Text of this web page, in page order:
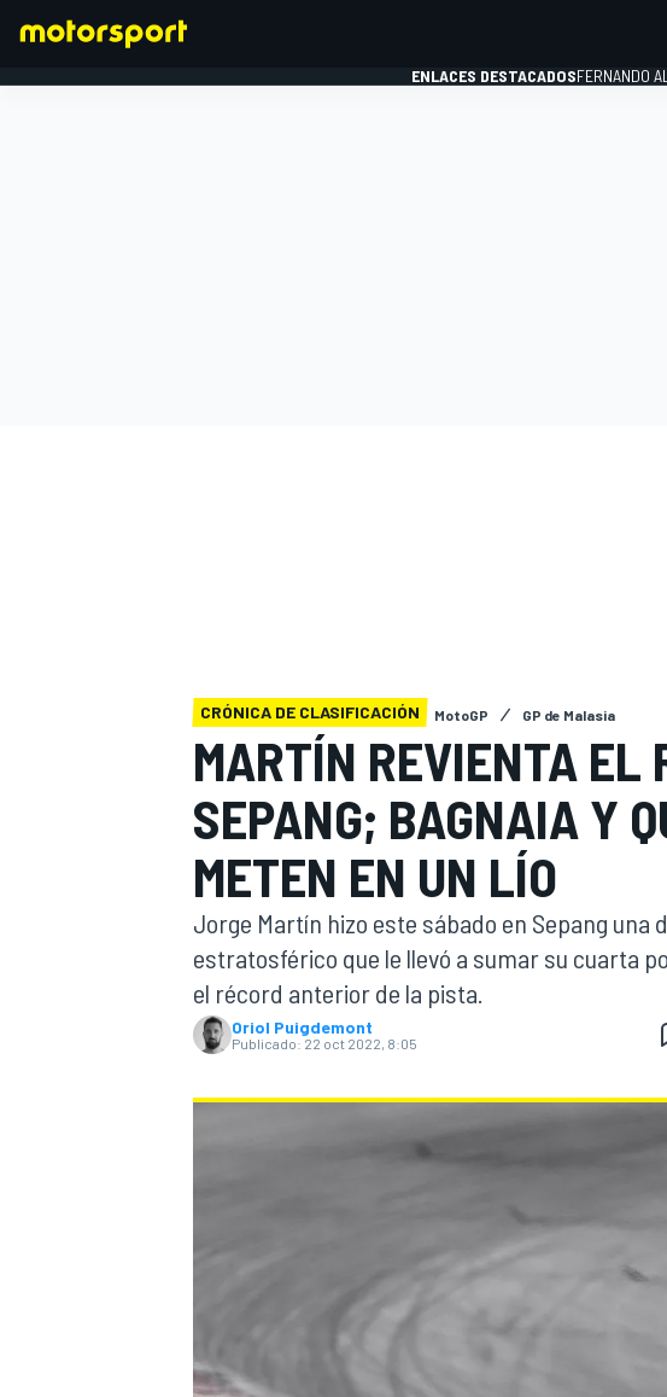
WEC FÓRMULA E
ENLACES DESTACADOSFERNANDO
CRÓNICA DE CLASIFICACIÓN MotoGP GP de Malasia
MARTÍN REVIENTA EL
SEPANG; BAGNAIA Y
METEN EN UN LÍO
Jorge Martín hizo este sábado en Sepang una
estratosférico que le llevó a sumar su cuarta
el récord anterior de la pista.
Oriol Puigdemont
Publicado: 22 oct 2022, 8:05